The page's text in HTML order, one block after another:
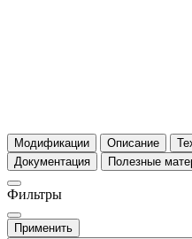
Модификации Описание
Документация
Полезные
Фильтры
Применить